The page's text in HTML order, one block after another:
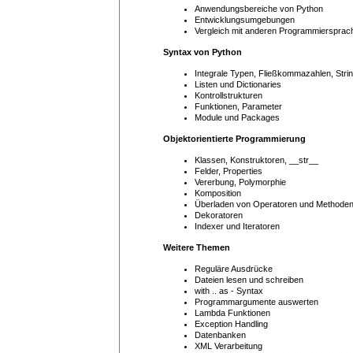
Anwendungsbereiche von Python
Entwicklungsumgebungen
Vergleich mit anderen
Syntax von Python
Integrale Typen, Fließkommazahlen,
Listen und Dictionaries
Kontrollstrukturen
Funktionen, Parameter
Module und Packages
Objektorientierte Programmierung
Klassen, Konstruktoren, __str__
Felder, Properties
Vererbung, Polymorphie
Komposition
Überladen von Operatoren und Methoden
Dekoratoren
Indexer und Iteratoren
Weitere Themen
Reguläre Ausdrücke
Dateien lesen und schreiben
with .. as - Syntax
Programmargumente auswerten
Lambda Funktionen
Exception Handling
Datenbanken
XML Verarbeitung